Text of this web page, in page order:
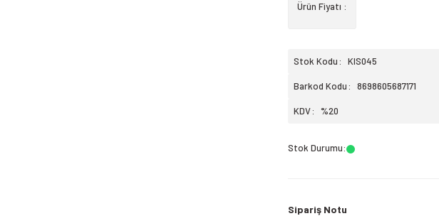
Ürün Fiyatı :
Stok Kodu KIS045
Barkod Kodu 8698605687171
KDV %20
Stok Durumu:
Sipariş Notu